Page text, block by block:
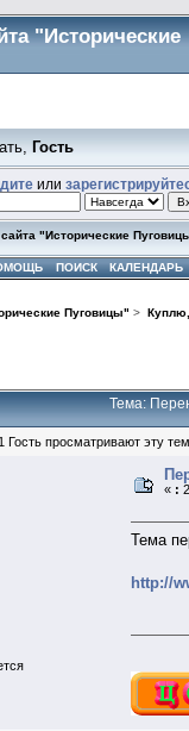
"Исторические
Гость
или
"Исторические
ПОИСК КАЛЕНДАРЬ
Пуговицы" >
Тема:
Гость просматривают эту
« :
Тема
http://